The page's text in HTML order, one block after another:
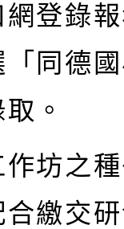
登錄
同德
。
坊之
繳交